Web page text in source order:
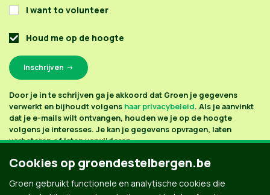
I want to volunteer
Houd me op de hoogte
Door je in te schrijven ga je akkoord dat Groen je gegevens
verwerkt en bijhoudt volgens haar privacybeleid. Als je aanvinkt
dat je e-mails wilt ontvangen, houden we je op de hoogte
volgens je interesses. Je kan je gegevens opvragen, laten
verbeteren of laten verwijderen.
Cookies op groendestelbergen.be
Groen gebruikt functionele en analytische cookies die